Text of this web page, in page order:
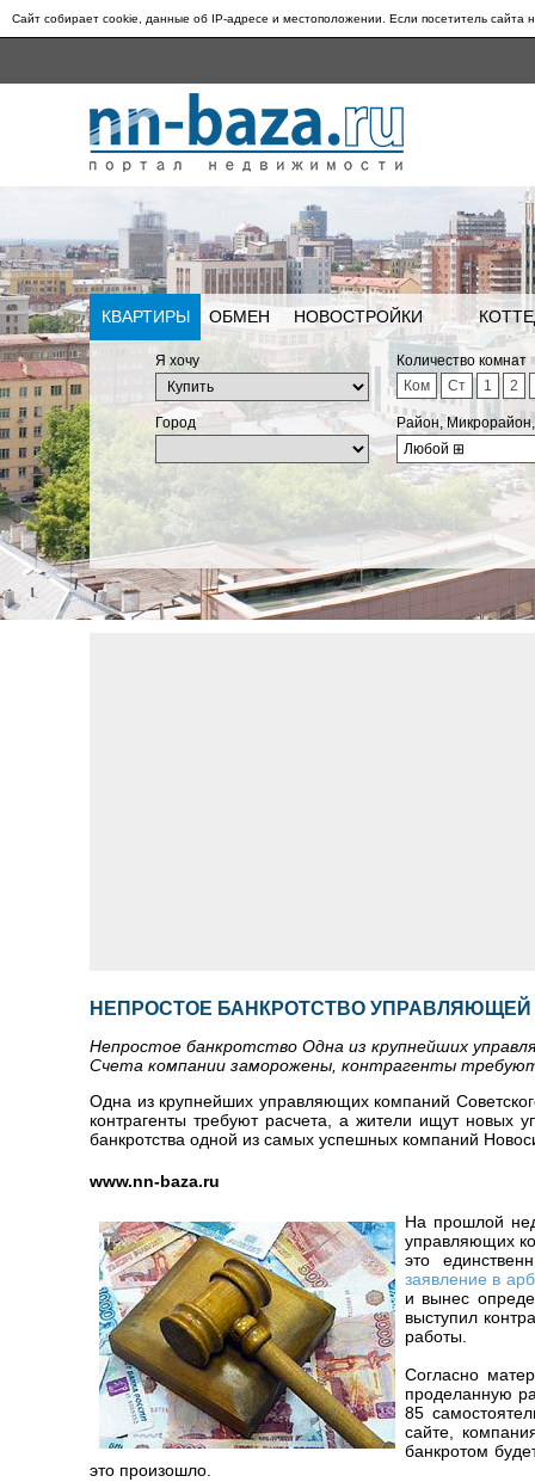
Сайт собирает cookie, данные об IP-адресе и местоположении. Если посетитель сайта
КВАРТИРЫ ОБМЕН НОВОСТРОЙКИ
Я хочу
Количество комнат
Ком
Ст 1 2
Город
Район,
Любой ⊞
НЕПРОСТОЕ БАНКРОТСТВО
Непростое банкротство Одна из крупнейших
Счета компании заморожены, контрагенты
Одна из крупнейших управляющих компаний
контрагенты требуют расчета, а жители ищут новых
банкротства одной из самых успешных компаний
www.nn-baza.ru
На прошлой
управляющих
это
заявление в
и вынес
выступил
работы.
Согласно
проделанную
85
сайте,
банкротом
это произошло.